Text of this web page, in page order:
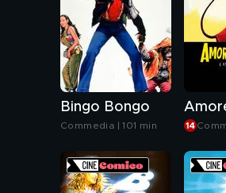
Bingo Bongo
Commedia | 101 min